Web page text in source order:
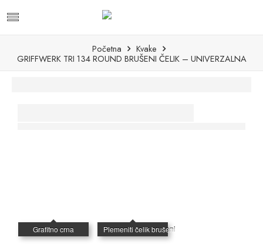
Početna
Kvake
GRIFFWERK TRI 134 ROUND BRUŠENI ČELIK – UNIVERZALNA